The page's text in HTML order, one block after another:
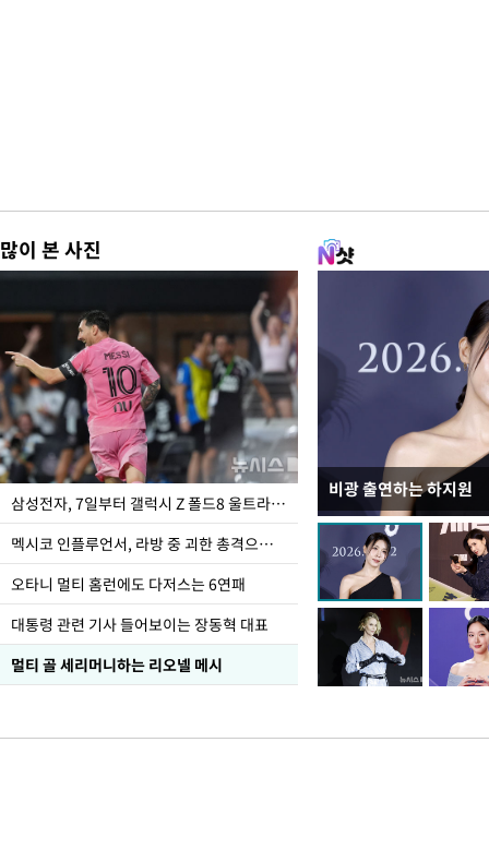
많이 본 사진
삼성전자, 7일부터 갤럭시 Z 폴드8 울트라·폴드8·플립8 출시
멕시코 인플루언서, 라방 중 괴한 총격으로 사망
오타니 멀티 홈런에도 다저스는 6연패
대통령 관련 기사 들어보이는 장동혁 대표
멀티 골 세리머니하는 리오넬 메시
비광 출연하는 하지원
이재명 대통령, "수사
선 다해 강구해야"